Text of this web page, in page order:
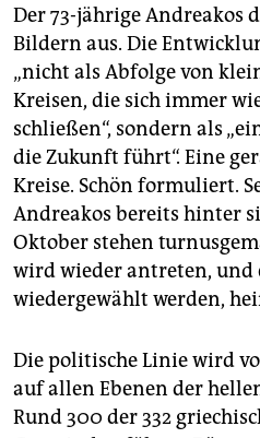
Der 73-jährige Andreakos
Bildern aus. Die
„nicht als Abfolge von
Kreisen, die sich immer
schließen“, sondern als
die Zukunft führt“. Eine
Kreise. Schön formuliert.
Andreakos bereits hinter
Oktober stehen
wird wieder antreten, und
wiedergewählt werden,
Die politische Linie wird
auf allen Ebenen der
Rund 300 der 332